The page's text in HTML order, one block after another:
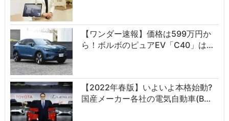
【ワンダー速報】価格は599万円か
ら！ボルボのピュアEV「C40」は…
【2022年春版】いよいよ本格始動?
国産メーカー各社の電気自動車(B…